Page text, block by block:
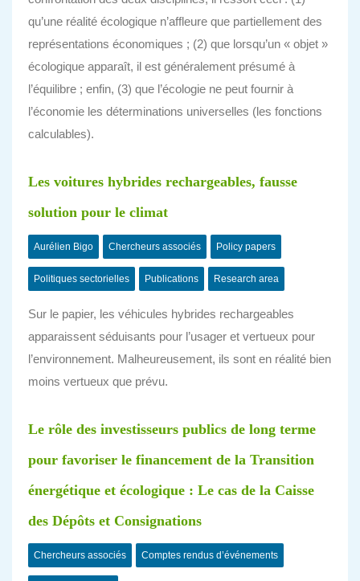
qu’une réalité écologique n’affleure que partiellement des
représentations économiques ; (2) que lorsqu’un « objet »
écologique apparaît, il est généralement présumé à
l’équilibre ; enfin, (3) que l’écologie ne peut fournir à
l’économie les déterminations universelles (les fonctions
calculables).
Les voitures hybrides rechargeables, fausse
solution pour le climat
Aurélien Bigo Chercheurs associés Policy papers
Politiques sectorielles Publications Research area
Sur le papier, les véhicules hybrides rechargeables
apparaissent séduisants pour l’usager et vertueux pour
l’environnement. Malheureusement, ils sont en réalité bien
moins vertueux que prévu.
Le rôle des investisseurs publics de long terme
pour favoriser le financement de la Transition
énergétique et écologique : Le cas de la Caisse
des Dépôts et Consignations
Chercheurs associés Comptes rendus d’événements